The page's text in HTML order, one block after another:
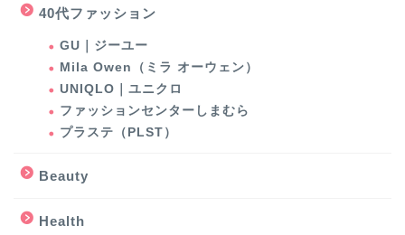
40代ファッション
GU｜ジーユー
Mila Owen（ミラ オーウェン）
UNIQLO｜ユニクロ
ファッションセンターしまむら
プラステ（PLST）
Beauty
Health